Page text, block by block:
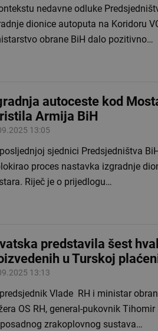
nedavne odluke
dionice autoputa na Koridoru
obrane BiH dalo pozitivno…
autoceste kod
Armija BiH
13:05
sjednici Predsjedništva
proces nastavka izgradnje
Riječ je o prijedlogu…
predstavila šest
u Turskoj
13:13
Vlade RH i ministar
OS RH, general-pukovnik
zrakoplovnog sustava…